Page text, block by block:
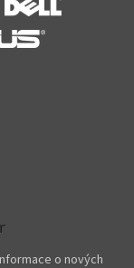
o nových